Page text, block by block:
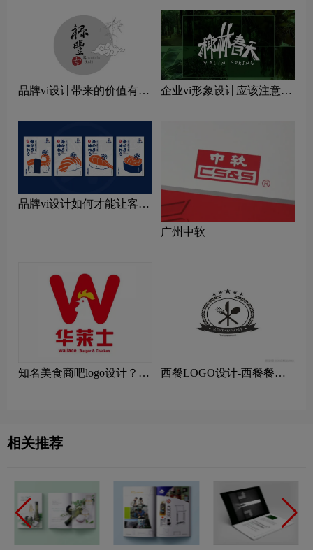
品牌vi设计带来的价值有哪
企业vi形象设计应该注意哪
品牌vi设计如何才能让客户
广州中软
知名美食商吧logo设计？华
西餐LOGO设计-西餐餐饮
相关推荐